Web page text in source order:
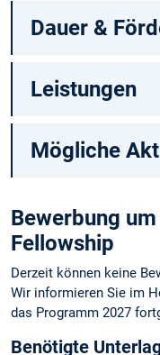
Dauer &
Leistungen
Mögliche
Bewerbung
Fellowship
Derzeit können keine
Wir informieren Sie im
das Programm 2027
Benötigte